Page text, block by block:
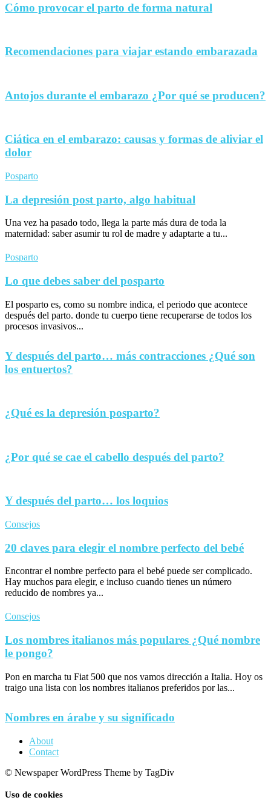
Cómo provocar el parto de forma natural
Recomendaciones para viajar estando embarazada
Antojos durante el embarazo ¿Por qué se producen?
Ciática en el embarazo: causas y formas de aliviar el
dolor
Posparto
La depresión post parto, algo habitual
Una vez ha pasado todo, llega la parte más dura de toda la
maternidad: saber asumir tu rol de madre y adaptarte a tu...
Posparto
Lo que debes saber del posparto
El posparto es, como su nombre indica, el periodo que acontece
después del parto. donde tu cuerpo tiene recuperarse de todos los
procesos invasivos...
Y después del parto… más contracciones ¿Qué son
los entuertos?
¿Qué es la depresión posparto?
¿Por qué se cae el cabello después del parto?
Y después del parto… los loquios
Consejos
20 claves para elegir el nombre perfecto del bebé
Encontrar el nombre perfecto para el bebé puede ser complicado.
Hay muchos para elegir, e incluso cuando tienes un número
reducido de nombres ya...
Consejos
Los nombres italianos más populares ¿Qué nombre
le pongo?
Pon en marcha tu Fiat 500 que nos vamos dirección a Italia. Hoy os
traigo una lista con los nombres italianos preferidos por las...
Nombres en árabe y su significado
About
Contact
© Newspaper WordPress Theme by TagDiv
Uso de cookies